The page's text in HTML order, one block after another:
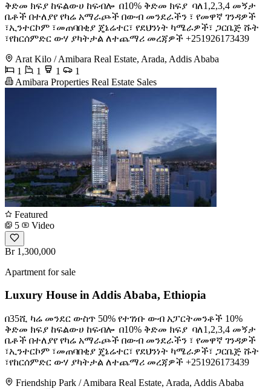
ቅድመ ክፍያ ከፍልውሀ ከፍብሎ ️ በ10% ቅድመ ክፍያ ️ ባለ1,2,3,4 መኝታ
ቤቶች በተለያየ የካሬ አማራጮች በውብ መንደራችን ፣ የመዋኛ ገንዳዎች
፣ኢንተርኮም ፣መጠባበቂያ ጄኔሬተር፣ የደህንነት ካሜራዎች፣ ጋርቤጅ ሹት
፣የከርሰምድር ውሃ ያካትታል ለተጨማሪ መረጃዎች +251926173439
Arat Kilo / Amibara Real Estate, Arada, Addis Ababa
1
1 1
1
Amibara Properties Real Estate Sales
Featured
5
Video
Br 1,300,000
Apartment for sale
Luxury House in Addis Ababa, Ethiopia
በ35ሺ ካሬ መንደር ውስጥ 50% የተገነቡ ውብ አፓርትመንቶች 10%
ቅድመ ክፍያ ከፍልውሀ ከፍብሎ ️ በ10% ቅድመ ክፍያ ️ ባለ1,2,3,4 መኝታ
ቤቶች በተለያየ የካሬ አማራጮች በውብ መንደራችን ፣ የመዋኛ ገንዳዎች
፣ኢንተርኮም ፣መጠባበቂያ ጄኔሬተር፣ የደህንነት ካሜራዎች፣ ጋርቤጅ ሹት
፣የከርሰምድር ውሃ ያካትታል ለተጨማሪ መረጃዎች +251926173439
Friendship Park / Amibara Real Estate, Arada, Addis Ababa